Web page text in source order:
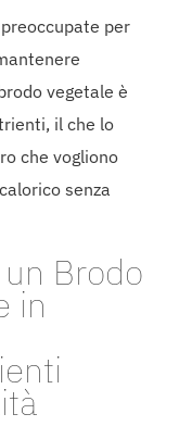
per
vegetale è
il che lo
che vogliono
senza
Brodo
in